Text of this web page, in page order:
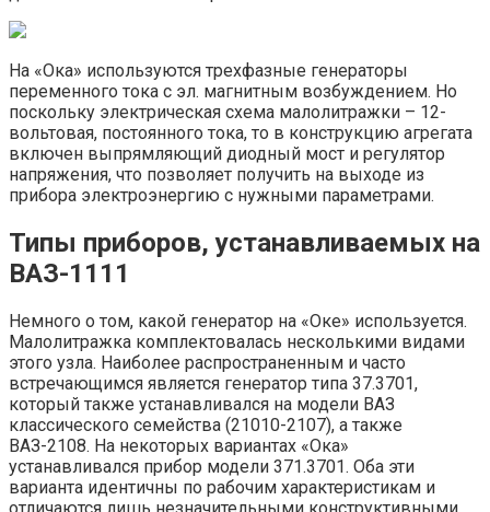
На «Ока» используются трехфазные генераторы
переменного тока с эл. магнитным возбуждением. Но
поскольку электрическая схема малолитражки – 12-
вольтовая, постоянного тока, то в конструкцию агрегата
включен выпрямляющий диодный мост и регулятор
напряжения, что позволяет получить на выходе из
прибора электроэнергию с нужными параметрами.
Типы приборов, устанавливаемых на
ВАЗ-1111
Немного о том, какой генератор на «Оке» используется.
Малолитражка комплектовалась несколькими видами
этого узла. Наиболее распространенным и часто
встречающимся является генератор типа 37.3701,
который также устанавливался на модели ВАЗ
классического семейства (21010-2107), а также
ВАЗ-2108. На некоторых вариантах «Ока»
устанавливался прибор модели 371.3701. Оба эти
варианта идентичны по рабочим характеристикам и